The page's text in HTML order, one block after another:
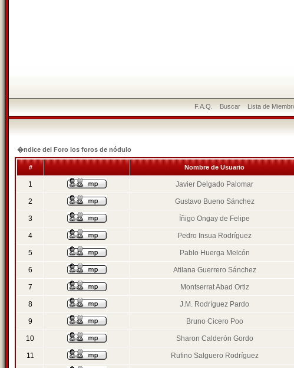
F.A.Q. Buscar Lista de
�ndice del Foro los foros de nódulo
# Nombre de Usuario
1 Javier Delgado Palomar
2 Gustavo Bueno Sánchez
3 Íñigo Ongay de Felipe
4 Pedro Insua Rodríguez
5 Pablo Huerga Melcón
6 Atilana Guerrero Sánchez
7 Montserrat Abad Ortiz
8 J.M. Rodríguez Pardo
9 Bruno Cicero Poo
10 Sharon Calderón Gordo
11 Rufino Salguero Rodríguez